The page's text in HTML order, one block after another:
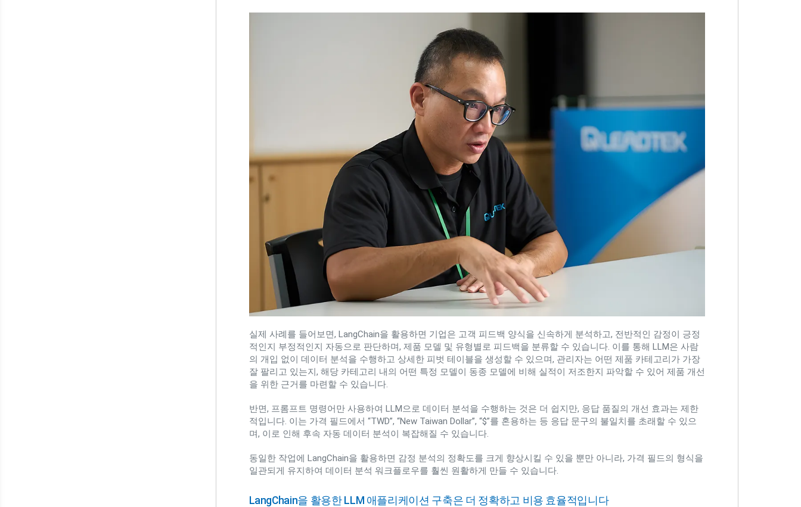
실제 사례를 들어보면, LangChain을 활용하면 기업은 고객 피드백 양식을 신속하게 분석하고, 전반적인 감정이 긍정
적인지 부정적인지 자동으로 판단하며, 제품 모델 및 유형별로 피드백을 분류할 수 있습니다. 이를 통해 LLM은 사람
의 개입 없이 데이터 분석을 수행하고 상세한 피벗 테이블을 생성할 수 있으며, 관리자는 어떤 제품 카테고리가 가장
잘 팔리고 있는지, 해당 카테고리 내의 어떤 특정 모델이 동종 모델에 비해 실적이 저조한지 파악할 수 있어 제품 개선
을 위한 근거를 마련할 수 있습니다.
반면, 프롬프트 명령어만 사용하여 LLM으로 데이터 분석을 수행하는 것은 더 쉽지만, 응답 품질의 개선 효과는 제한
적입니다. 이는 가격 필드에서 “TWD”, “New Taiwan Dollar”, “$”를 혼용하는 등 응답 문구의 불일치를 초래할 수 있으
며, 이로 인해 후속 자동 데이터 분석이 복잡해질 수 있습니다.
동일한 작업에 LangChain을 활용하면 감정 분석의 정확도를 크게 향상시킬 수 있을 뿐만 아니라, 가격 필드의 형식을
일관되게 유지하여 데이터 분석 워크플로우를 훨씬 원활하게 만들 수 있습니다.
LangChain을 활용한 LLM 애플리케이션 구축은 더 정확하고 비용 효율적입니다